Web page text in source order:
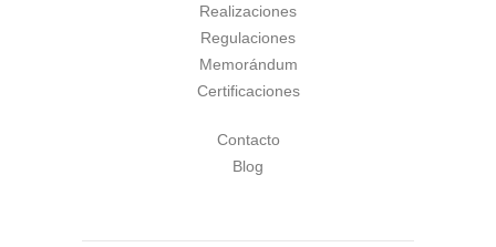
Realizaciones
Regulaciones
Memorándum
Certificaciones
Contacto
Blog